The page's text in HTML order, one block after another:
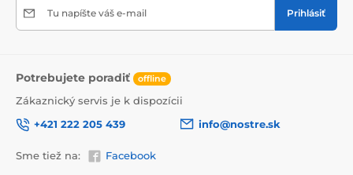
245x270(5 pásov) , 294x270
Tu napíšte váš e-mail Prihlásiť
Potrebujete poradiť offline
Zákaznický servis je k dispozícii
+421 222 205 439
info@nostre.sk
Sme tiež na: Facebook